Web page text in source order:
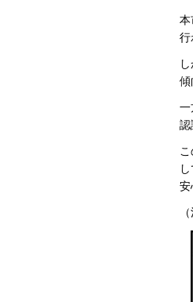
本
行
傾
一
認
安